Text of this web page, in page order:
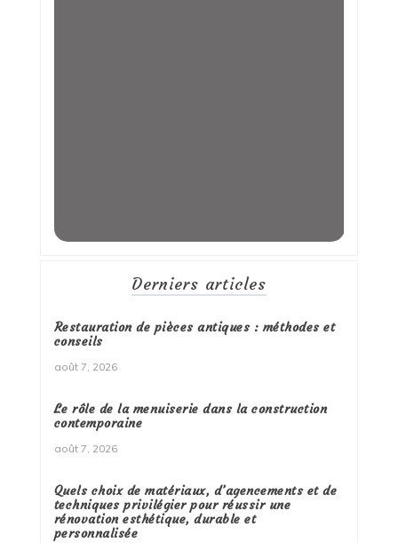
Derniers articles
Restauration de pièces antiques : méthodes et
conseils
août 7, 2026
Le rôle de la menuiserie dans la construction
contemporaine
août 7, 2026
Quels choix de matériaux, d’agencements et de
techniques privilégier pour réussir une
rénovation esthétique, durable et
personnalisée